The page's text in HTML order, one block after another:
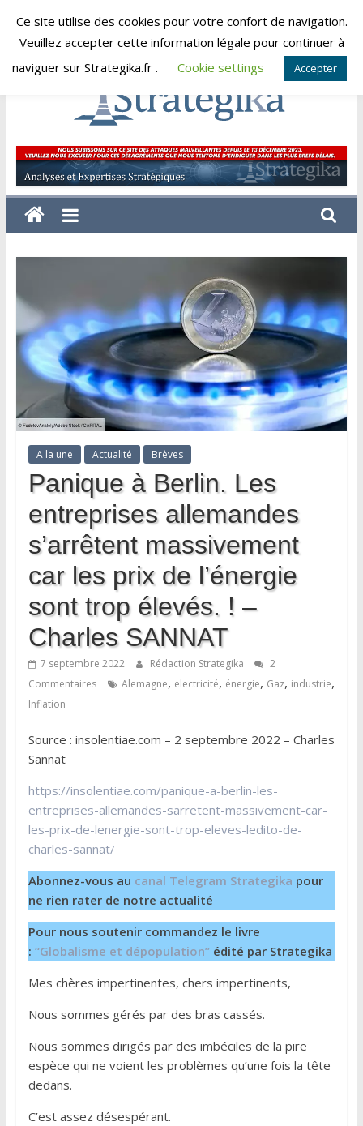
Skip
vendredi, août 7, 2026
Strategika
Expertise
et
Analyses
A la une Actualité Brèves
Panique à Berlin. Les
entreprises allemandes
s’arrêtent massivement
car les prix de l’énergie
sont trop élevés. ! –
Charles SANNAT
7 septembre 2022 Rédaction Strategika
2
Commentaires
Alemagne, electricité, énergie, Gaz, industrie,
Inflation
Source : insolentiae.com – 2 septembre 2022 – Charles
Sannat
https://insolentiae.com/panique-a-berlin-les-
entreprises-allemandes-sarretent-massivement-car-
les-prix-de-lenergie-sont-trop-eleves-ledito-de-
charles-sannat/
Abonnez-vous au canal Telegram Strategika pour
ne rien rater de notre actualité
Pour nous soutenir commandez le livre
: “Globalisme et dépopulation” édité par Strategika
Mes chères impertinentes, chers impertinents,
Nous sommes gérés par des bras cassés.
Nous sommes dirigés par des imbéciles de la pire
espèce qui ne voient les problèmes qu’une fois la tête
dedans.
C’est assez désespérant.
Ce site utilise des cookies pour votre confort de navigation.
Veuillez accepter cette information légale pour continuer à
naviguer sur Strategika.fr .
Cookie settings Accepter